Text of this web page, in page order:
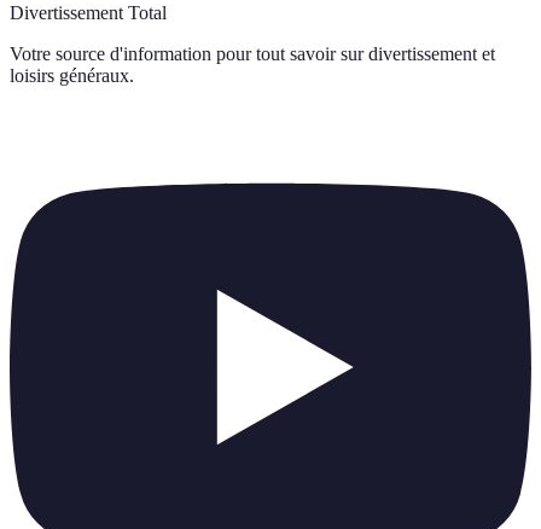
Divertissement Total
Votre source d'information pour tout savoir sur divertissement et
loisirs généraux.